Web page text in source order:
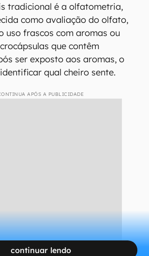
tradicional é a olfatometria,
como avaliação do olfato,
uso frascos com aromas ou
que contêm
ser exposto aos aromas, o
qual cheiro sente.
APÓS A PUBLICIDADE
continuar lendo